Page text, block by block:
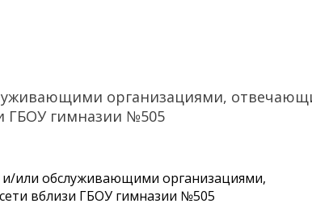
организациями,
ГБОУ гимназии №505
или обслуживающими организациями,
вблизи ГБОУ гимназии №505